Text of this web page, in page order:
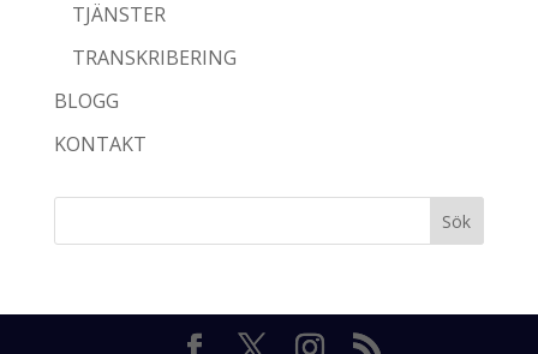
TJÄNSTER
TRANSKRIBERING
BLOGG
KONTAKT